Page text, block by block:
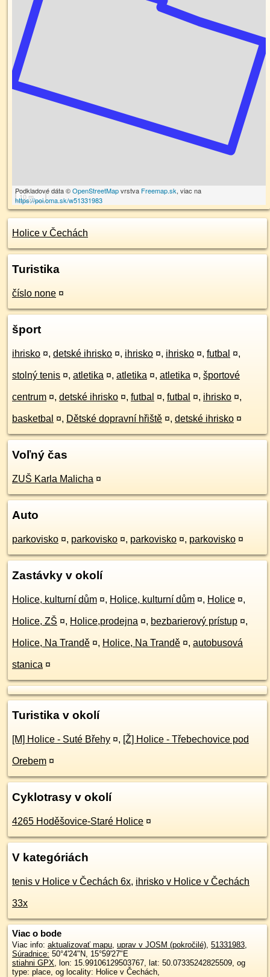
10 m
Podkladové dáta ©OpenStreetMapvrstva Freemap.sk, viac na
https://poi.oma.sk/w51331983
Holice v Čechách
Turistika
číslo none ¤
šport
ihrisko ¤, detské ihrisko ¤, ihrisko ¤, ihrisko ¤, futbal ¤,
stolný tenis ¤, atletika ¤, atletika ¤, atletika ¤, športové
centrum ¤, detské ihrisko ¤, futbal ¤, futbal ¤, ihrisko ¤,
basketbal ¤, Dětské dopravní hřiště ¤, detské ihrisko ¤
Voľný čas
ZUŠ Karla Malicha ¤
Auto
parkovisko ¤, parkovisko ¤, parkovisko ¤, parkovisko ¤
Zastávky v okolí
Holice, kulturní dům ¤, Holice, kulturní dům ¤, Holice ¤,
Holice, ZŠ ¤, Holice,prodejna ¤, bezbarierový prístup ¤,
Holice, Na Trandě ¤, Holice, Na Trandě ¤, autobusová
stanica ¤
Turistika v okolí
[M] Holice - Suté Břehy ¤, [Ž] Holice - Třebechovice pod
Orebem ¤
Cyklotrasy v okolí
4265 Hoděšovice-Staré Holice ¤
V kategóriách
tenis v Holice v Čechách 6x, ihrisko v Holice v Čechách
33x
Viac o bode
Viac info: aktualizovať mapu, uprav v JOSM (pokročilé), 51331983,
Súradnice: 50°4'24"N, 15°59'27"E
stiahni GPX, lon: 15.99106129503767, lat: 50.07335242825509, og
type: place, og locality: Holice v Čechách,